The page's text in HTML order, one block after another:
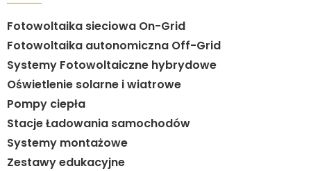
Fotowoltaika sieciowa On-Grid
Fotowoltaika autonomiczna Off-Grid
Systemy Fotowoltaiczne hybrydowe
Oświetlenie solarne i wiatrowe
Pompy ciepła
Stacje Ładowania samochodów
Systemy montażowe
Zestawy edukacyjne